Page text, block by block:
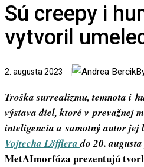
Sú creepy i
vytvoril
2. augusta 2023
Troška surrealizmu, temnota i
výstava diel, ktoré v prevažnej
inteligencia a samotný autor jej
Vojtecha Löfflerado 20.
MetAImorfóza prezentujú